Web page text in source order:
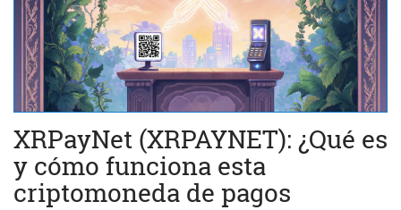
XRPayNet (XRPAYNET): ¿Qué es
y cómo funciona esta
criptomoneda de pagos